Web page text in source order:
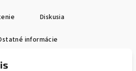
Diskusia
informácie